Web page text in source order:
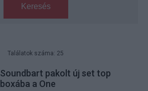
Keresés
Találatok száma: 25
Soundbart pakolt új set top
boxába a One